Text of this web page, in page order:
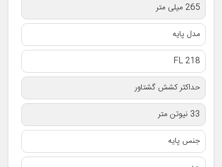
265 میلی متر
مدل پایه
FL 218
حداکثر کشش گشتاور
33 نیوتن متر
جنس پایه